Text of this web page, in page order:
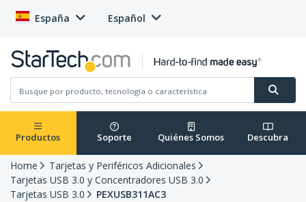
España Español
Productos Soporte Quiénes Somos Descubra
Home
Tarjetas y Periféricos Adicionales
Tarjetas USB 3.0 y Concentradores USB 3.0
Tarjetas USB 3.0
PEXUSB311AC3